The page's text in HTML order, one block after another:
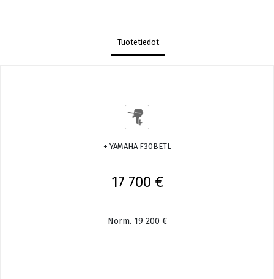
Tuotetiedot
+ YAMAHA F30BETL
17 700 €
Norm. 19 200 €